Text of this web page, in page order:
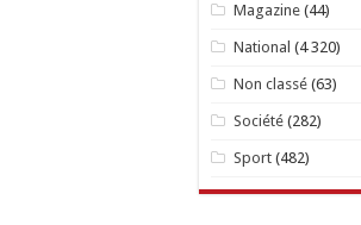
Magazine(44)
National (4 320)
Non classé(63)
Société(282)
Sport(482)